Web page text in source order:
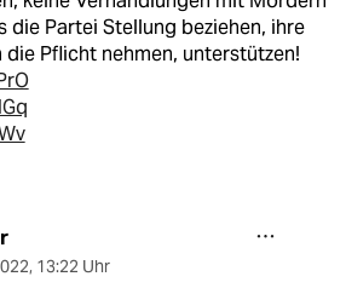
die Partei Stellung beziehen, ihre
die Pflicht nehmen, unterstützen!
, 13:22 Uhr